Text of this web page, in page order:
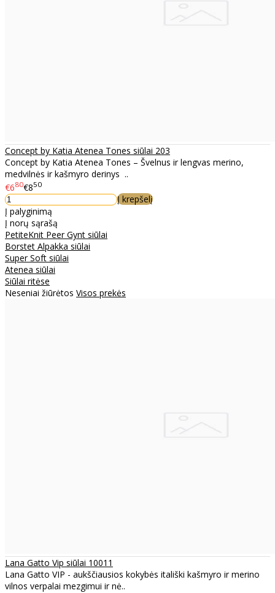
Concept by Katia Atenea Tones siūlai 203
Concept by Katia Atenea Tones – Švelnus ir lengvas merino,
medvilnės ir kašmyro derinys ..
€680€850
Į krepšelį
Į palyginimą
Į norų sąrašą
PetiteKnit Peer Gynt siūlai
Borstet Alpakka siūlai
Super Soft siūlai
Atenea siūlai
Siūlai ritėse
Neseniai žiūrėtos Visos prekės
Lana Gatto Vip siūlai 10011
Lana Gatto VIP - aukščiausios kokybės itališki kašmyro ir merino
vilnos verpalai mezgimui ir nė..